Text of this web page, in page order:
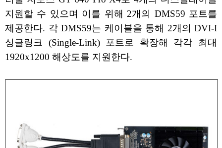
지원할 수 있으며 이를 위해 2개의 DMS59 포트를
제공한다. 각 DMS59는 케이블을 통해 2개의 DVI-I
싱글링크 (Single-Link) 포트로 확장해 각각 최대
1920x1200 해상도를 지원한다.